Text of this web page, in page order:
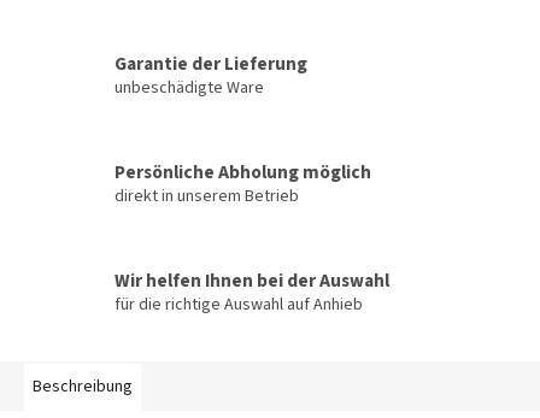
Garantie der Lieferung
unbeschädigte Ware
Persönliche Abholung möglich
direkt in unserem Betrieb
Wir helfen Ihnen bei der Auswahl
für die richtige Auswahl auf Anhieb
Beschreibung